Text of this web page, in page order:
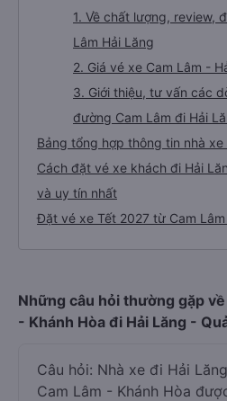
1. Về chất lượng, review,
Lâm Hải Lăng
2. Giá vé xe Cam Lâm -
3. Giới thiệu, tư vấn các
đường Cam Lâm đi Hải
Bảng tổng hợp thông tin nhà xe
Cách đặt vé xe khách đi Hải
và uy tín nhất
Đặt vé xe Tết 2027 từ Cam
Những câu hỏi thường gặp
- Khánh Hòa đi Hải Lăng -
Câu hỏi: Nhà xe đi Hải
Cam Lâm - Khánh Hòa